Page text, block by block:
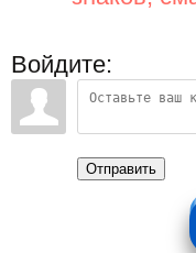
Войдите:
Отправить